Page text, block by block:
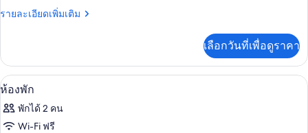
พัก
ของ
รายละเอียดเพิ่มเติม
ราย
เกี่ยว
กับ
ห้อง
เลือกวันที่เพื่อดูราคา
เปิด
ภาพถ่าย
ทั้งหมด
เครื่องนอนระดับพรีเมียม, มินิบาร์ฟรีบ
6
ห้องพัก
พักได้ 2 คน
Wi-Fi ฟรี